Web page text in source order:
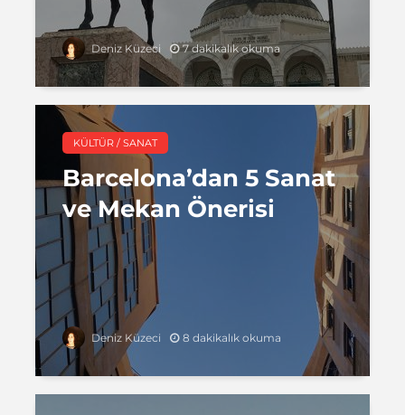
Deniz Küzeci 7 dakikalık okuma
KÜLTÜR / SANAT
Barcelona’dan 5 Sanat
ve Mekan Önerisi
Deniz Küzeci 8 dakikalık okuma